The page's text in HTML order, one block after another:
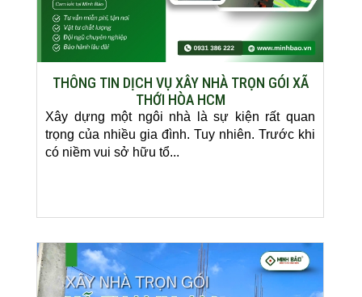
THÔNG TIN DỊCH VỤ XÂY NHÀ TRỌN GÓI XÃ
THỚI HÒA HCM
Xây dựng một ngôi nhà là sự kiện rất quan
trọng của nhiều gia đình. Tuy nhiên. Trước khi
có niềm vui sở hữu tổ...